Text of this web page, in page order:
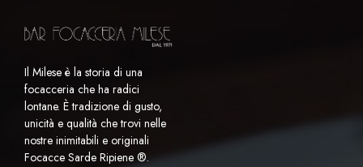
Il Milese è la storia di una
focacceria che ha radici
lontane. È tradizione di gusto,
unicità e qualità che trovi nelle
nostre inimitabili e originali
Focacce Sarde Ripiene ®.